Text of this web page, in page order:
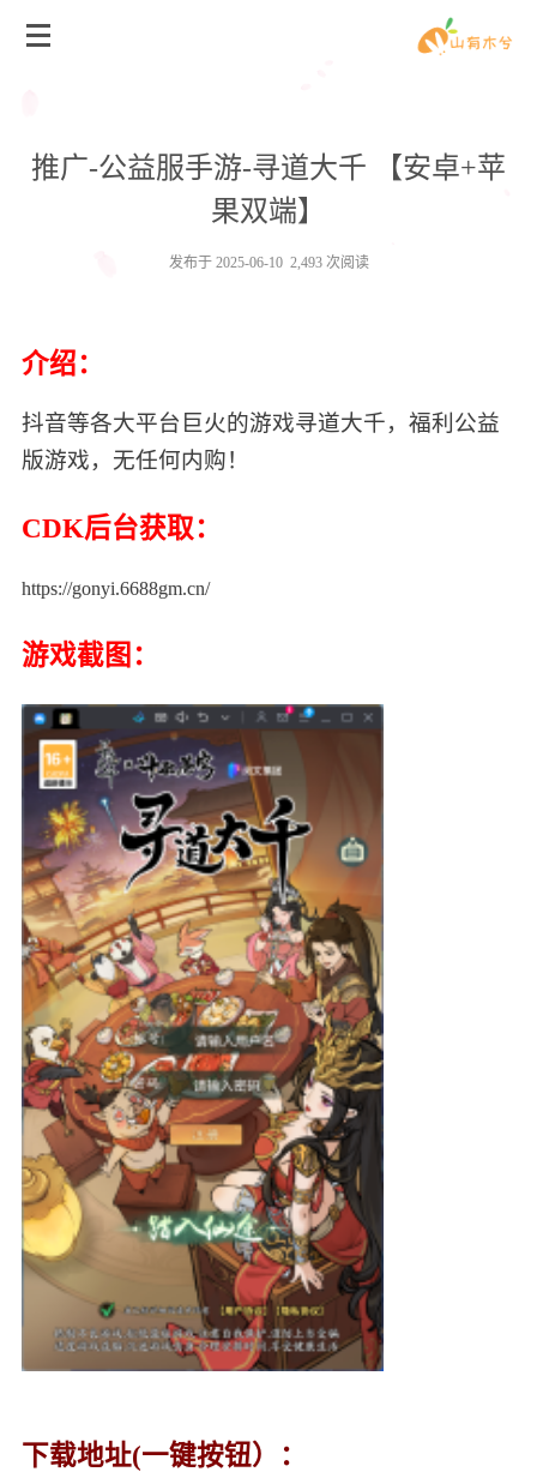
推广-公益服手游-寻道大千 【安卓+苹
果双端】
发布于 2025-06-10 2,493 次阅读
介绍：
抖音等各大平台巨火的游戏寻道大千，福利公益
版游戏，无任何内购！
CDK后台获取：
https://gonyi.6688gm.cn/
游戏截图：
下载地址(一键按钮）：